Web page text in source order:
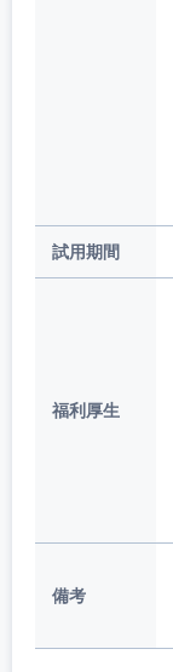
試用期間
福利厚生
備考